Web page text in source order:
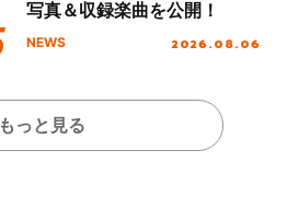
写真＆収録楽曲を公開！
NEWS 2026.08.06
もっと見る